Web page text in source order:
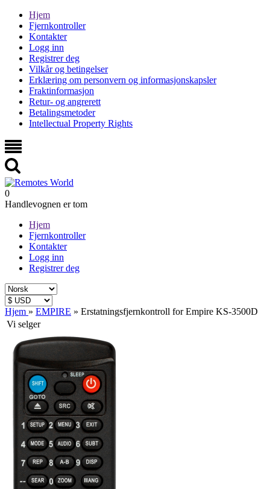
Hjem
Fjernkontroller
Kontakter
Logg inn
Registrer deg
Vilkår og betingelser
Erklæring om personvern og informasjonskapsler
Fraktinformasjon
Retur- og angrerett
Betalingsmetoder
Intellectual Property Rights
0
Handlevognen er tom
Hjem
Fjernkontroller
Kontakter
Logg inn
Registrer deg
Hjem » EMPIRE » Erstatningsfjernkontroll for Empire KS-3500D
Vi selger